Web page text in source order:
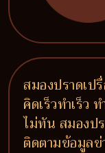
สมองปราดเ
คิดเร็วทำเร็ว
ไม่ทัน สมองป
ติดตามข้อมูลข่